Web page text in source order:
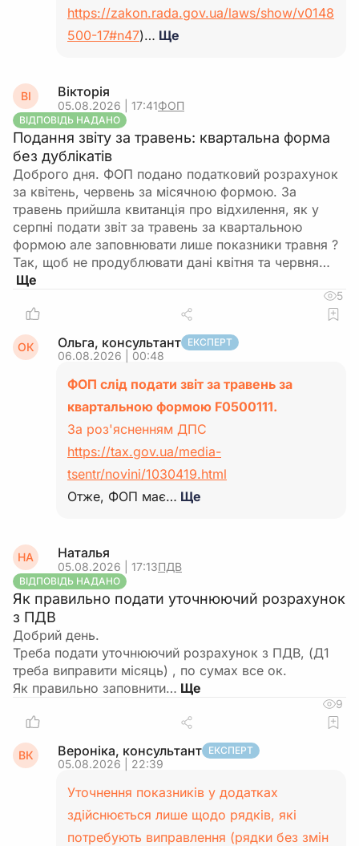
https://zakon.rada.gov.ua/laws/show/v0148
500-17#n47)… Ще
ВІ Вікторія
05.08.2026 | 17:41ФОП
ВІДПОВІДЬ НАДАНО
Подання звіту за травень: квартальна форма
без дублікатів
Доброго дня. ФОП подано податковий розрахунок
за квітень, червень за місячною формою. За
травень прийшла квитанція про відхилення, як у
серпні подати звіт за травень за квартальною
формою але заповнювати лише показники травня ?
Так, щоб не продублювати дані квітня та червня…
5
ОК Ольга, консультант ЕКСПЕРТ
06.08.2026 | 00:48
ФОП слід подати звіт за травень за
квартальною формою F0500111.
За роз'ясненням ДПС
https://tax.gov.ua/media-
tsentr/novini/1030419.html
Отже, ФОП має… Ще
НА Наталья
05.08.2026 | 17:13ПДВ
ВІДПОВІДЬ НАДАНО
Як правильно подати уточнюючий розрахунок
з ПДВ
Добрий день.
Треба подати уточнюючий розрахунок з ПДВ, (Д1
треба виправити місяць) , по сумах все ок.
Як правильно заповнити…
9
ВК Вероніка, консультант ЕКСПЕРТ
05.08.2026 | 22:39
Уточнення показників у додатках
здійснюється лише щодо рядків, які
потребують виправлення (рядки без змін